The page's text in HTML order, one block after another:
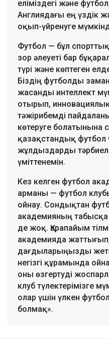
еліміздегі және
Англиядағы ең үздік
оқып-үйренуге
Футбол — бұл
зор әлеуеті бар
түрі және көптеген
Біздің футболды
жасанды интеллект
отырып,
тәжірибемді
көтеруге болатынына
қазақстандық футбол
жұлдыздарды
үміттенемін.
Кез келген футбол
арманы — футбол
ойнау. Сондықтан
академияның табысқа
де жоқ. Қарапайым
академияда
дағдыларыңызды
негізгі құрамында
оны өзгертуді
клуб түлектерімізге
олар үшін үлкен
болмақ».